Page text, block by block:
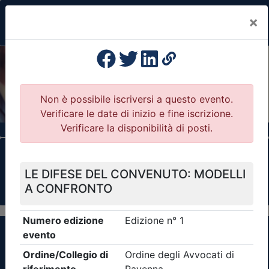
×
Previous
Il portale della formazione per Ordini e
Collegi Professionali
Clicca qui - espandi la sezione dei filtri ricerca
eventi